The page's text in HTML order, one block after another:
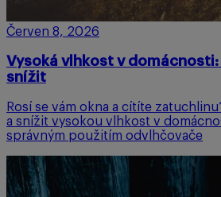
Červen 8, 2026
Vysoká vlhkost v domácnosti:
snížit
Rosí se vám okna a cítíte
a snížit vysokou vlhkost v
správným použitím odvlhčovače